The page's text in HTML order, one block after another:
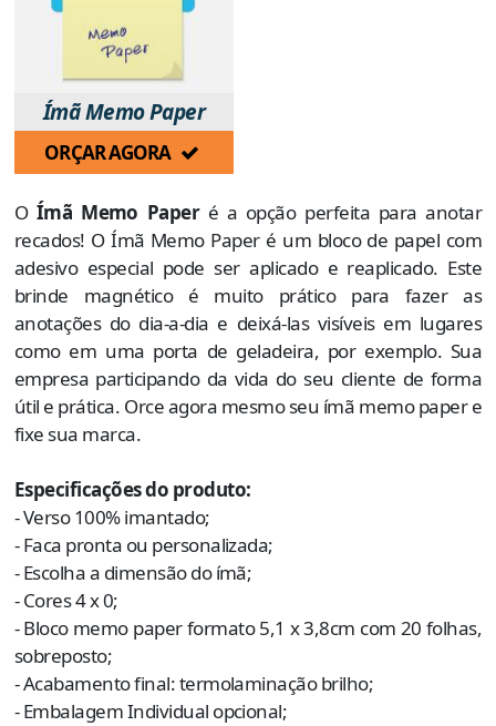
Ímã Memo Paper
ORÇAR AGORA
O Ímã Memo Paperé a opção perfeita para anotar
recados! O Ímã Memo Paper é um bloco de papel com
adesivo especial pode ser aplicado e reaplicado. Este
brinde magnético é muito prático para fazer as
anotações do dia-a-dia e deixá-las visíveis em lugares
como em uma porta de geladeira, por exemplo. Sua
empresa participando da vida do seu cliente de forma
útil e prática. Orce agora mesmo seu ímã memo paper e
fixe sua marca.
Especificações do produto:
- Verso 100% imantado;
- Faca pronta ou personalizada;
- Escolha a dimensão do ímã;
- Cores 4 x 0;
- Bloco memo paper formato 5,1 x 3,8cm com 20 folhas,
sobreposto;
- Acabamento final: termolaminação brilho;
- Embalagem Individual opcional;